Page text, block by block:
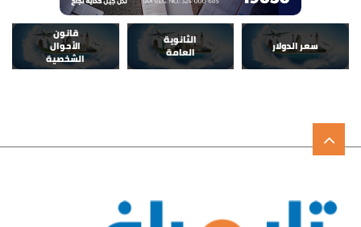
سعر الدولار
الثانوية
العامة
قانون
الأحوال
الشخصية